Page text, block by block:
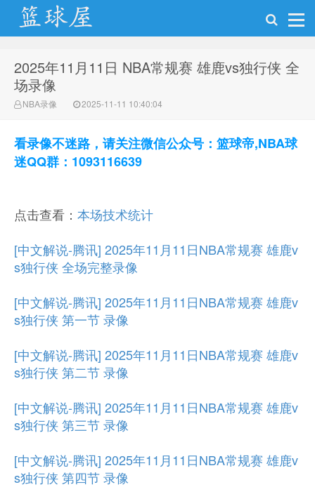
NBA录像吧
2025年11月11日 NBA常规赛 雄鹿vs独行侠 全
场录像
NBA录像 2025-11-11 10:40:04
看录像不迷路，请关注微信公众号：篮球帝,NBA球
迷QQ群：1093116639
点击查看： 本场技术统计
[中文解说-腾讯] 2025年11月11日NBA常规赛 雄鹿v
s独行侠 全场完整录像
[中文解说-腾讯] 2025年11月11日NBA常规赛 雄鹿v
s独行侠 第一节 录像
[中文解说-腾讯] 2025年11月11日NBA常规赛 雄鹿v
s独行侠 第二节 录像
[中文解说-腾讯] 2025年11月11日NBA常规赛 雄鹿v
s独行侠 第三节 录像
[中文解说-腾讯] 2025年11月11日NBA常规赛 雄鹿v
s独行侠 第四节 录像